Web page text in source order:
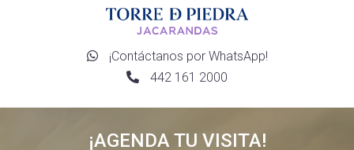
¡Contáctanos por WhatsApp!
442 161 2000
¡AGENDA TU VISITA!